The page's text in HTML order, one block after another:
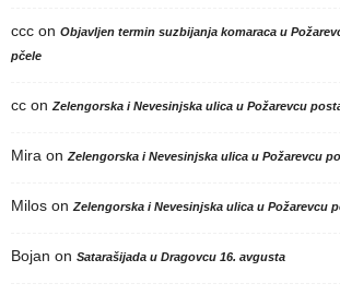
ccc on Objavljen termin suzbijanja komaraca u
pčele
cc on Zelengorska i Nevesinjska ulica u Požarevcu
Mira on Zelengorska i Nevesinjska ulica u Požarevcu
Milos on Zelengorska i Nevesinjska ulica u Požarevcu
Bojan on Satarašijada u Dragovcu 16. avgusta